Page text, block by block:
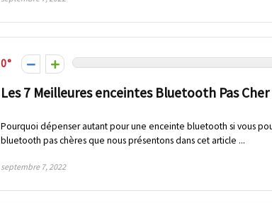
0
Les 7 Meilleures enceintes Bluetooth Pas
Pourquoi dépenser autant pour une enceinte bluetooth si vous
bluetooth pas chères que nous présentons dans cet article ...
septembre 7, 2022